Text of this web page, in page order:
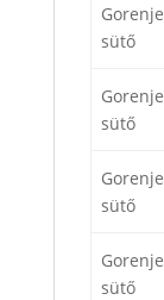
Gorenje
sütő
Gorenje
sütő
Gorenje
sütő
Gorenje
sütő